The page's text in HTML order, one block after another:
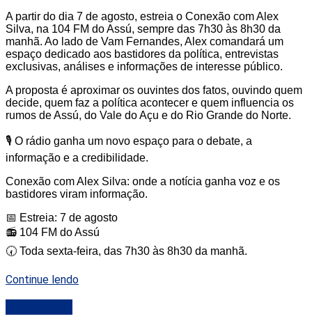
A partir do dia 7 de agosto, estreia o Conexão com Alex
Silva, na 104 FM do Assú, sempre das 7h30 às 8h30 da
manhã. Ao lado de Vam Fernandes, Alex comandará um
espaço dedicado aos bastidores da política, entrevistas
exclusivas, análises e informações de interesse público.
A proposta é aproximar os ouvintes dos fatos, ouvindo quem
decide, quem faz a política acontecer e quem influencia os
rumos de Assú, do Vale do Açu e do Rio Grande do Norte.
🎙️ O rádio ganha um novo espaço para o debate, a
informação e a credibilidade.
Conexão com Alex Silva: onde a notícia ganha voz e os
bastidores viram informação.
📅 Estreia: 7 de agosto
📻 104 FM do Assú
🕢 Toda sexta-feira, das 7h30 às 8h30 da manhã.
Continue lendo